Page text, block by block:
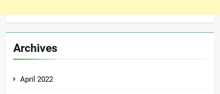
Archives
April 2022